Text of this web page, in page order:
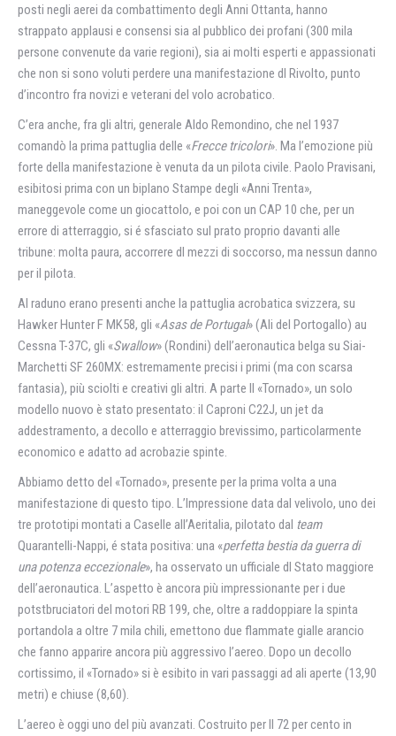
posti negli aerei da combattimento degli Anni Ottanta, hanno
strappato applausi e consensi sia al pubblico dei profani (300 mila
persone convenute da varie regioni), sia ai molti esperti e appassionati
che non si sono voluti perdere una manifestazione dl Rivolto, punto
d’incontro fra novizi e veterani del volo acrobatico.
C’era anche, fra gli altri, generale Aldo Remondino, che nel 1937
comandò la prima pattuglia delle «Frecce tricolori». Ma l’emozione più
forte della manifestazione è venuta da un pilota civile. Paolo Pravisani,
esibitosi prima con un biplano Stampe degli «Anni Trenta»,
maneggevole come un giocattolo, e poi con un CAP 10 che, per un
errore di atterraggio, si é sfasciato sul prato proprio davanti alle
tribune: molta paura, accorrere dl mezzi di soccorso, ma nessun danno
per il pilota.
AI raduno erano presenti anche la pattuglia acrobatica svizzera, su
Hawker Hunter F MK58, gli «Asas de Portugal» (Ali del Portogallo) au
Cessna T-37C, gli «Swallow» (Rondini) dell’aeronautica belga su Siai-
Marchetti SF 260MX: estremamente precisi i primi (ma con scarsa
fantasia), più sciolti e creativi gli altri. A parte Il «Tornado», un solo
modello nuovo è stato presentato: il Caproni C22J, un jet da
addestramento, a decollo e atterraggio brevissimo, particolarmente
economico e adatto ad acrobazie spinte.
Abbiamo detto del «Tornado», presente per la prima volta a una
manifestazione di questo tipo. L’Impressione data dal velivolo, uno dei
tre prototipi montati a Caselle all’Aeritalia, pilotato dal team
Quarantelli-Nappi, é stata positiva: una «perfetta bestia da guerra di
una potenza eccezionale», ha osservato un ufficiale dl Stato maggiore
dell’aeronautica. L’aspetto è ancora più impressionante per i due
potstbruciatori del motori RB 199, che, oltre a raddoppiare la spinta
portandola a oltre 7 mila chili, emettono due flammate gialle arancio
che fanno apparire ancora più aggressivo l’aereo. Dopo un decollo
cortissimo, il «Tornado» si è esibito in vari passaggi ad ali aperte (13,90
metri) e chiuse (8,60).
L’aereo è oggi uno del più avanzati. Costruito per Il 72 per cento in